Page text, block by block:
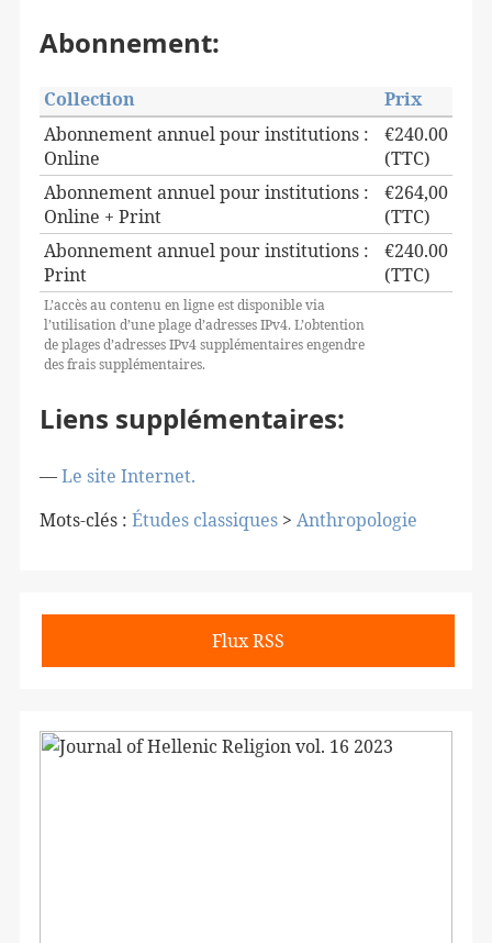
Abonnement:
Collection Prix
L’accès au contenu en ligne est disponible via
l’utilisation d’une plage d’adresses IPv4. L’obtention
de plages d’adresses IPv4 supplémentaires engendre
des frais supplémentaires.
Abonnement annuel pour institutions :
Online
€240.00
(TTC)
Abonnement annuel pour institutions :
Online + Print
€264,00
(TTC)
Abonnement annuel pour institutions :
Print
€240.00
(TTC)
Liens supplémentaires:
—Le site Internet.
Mots-clés : Études classiques > Anthropologie
Flux RSS